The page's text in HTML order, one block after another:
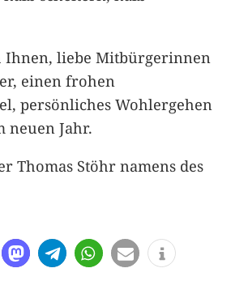
Ihnen, liebe Mitbürgerinnen
einen frohen
persönliches Wohlergehen
neuen Jahr.
Thomas Stöhr namens des